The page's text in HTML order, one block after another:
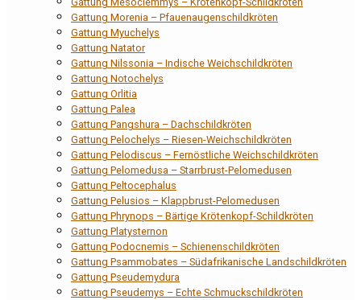
Gattung Morenia – Pfauenaugenschildkröten
Gattung Myuchelys
Gattung Natator
Gattung Nilssonia – Indische Weichschildkröten
Gattung Notochelys
Gattung Orlitia
Gattung Palea
Gattung Pangshura – Dachschildkröten
Gattung Pelochelys – Riesen-Weichschildkröten
Gattung Pelodiscus – Fernöstliche Weichschildkröten
Gattung Pelomedusa – Starrbrust-Pelomedusen
Gattung Peltocephalus
Gattung Pelusios – Klappbrust-Pelomedusen
Gattung Phrynops – Bärtige Krötenkopf-Schildkröten
Gattung Platysternon
Gattung Podocnemis – Schienenschildkröten
Gattung Psammobates – Südafrikanische Landschildkröten
Gattung Pseudemydura
Gattung Pseudemys – Echte Schmuckschildkröten